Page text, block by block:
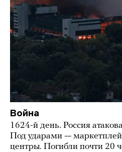
Война
1624-й день. Россия
Под ударами —
центры. Погибли почти 20